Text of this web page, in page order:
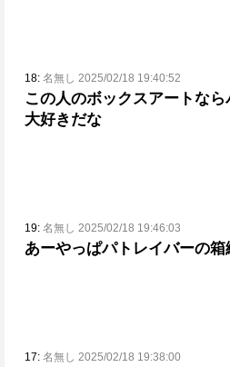
18: 名無し 2025/02/18 19:40:52
この人のボックスアートな
大好きだな
19: 名無し 2025/02/18 19:46:03
あーやっぱパトレイバーの
17: 名無し 2025/02/18 19:38:00